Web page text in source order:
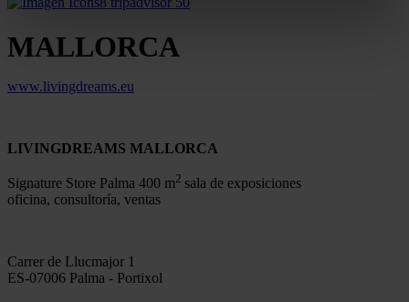
MALLORCA
www.livingdreams.eu
LIVINGDREAMS MALLORCA
Signature Store Palma 400 m2 sala de exposiciones
oficina, consultoría, ventas
Carrer de Llucmajor 1
ES-07006 Palma - Portixol